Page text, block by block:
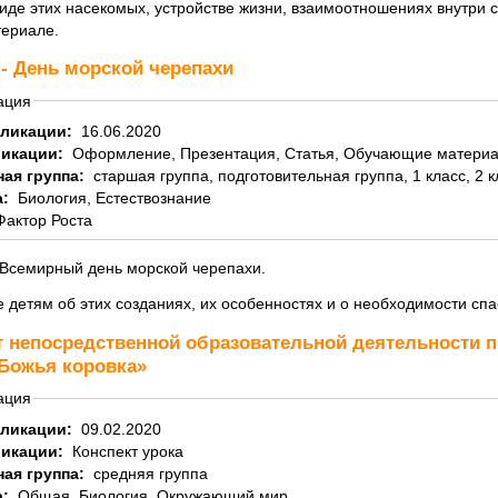
этих насекомых, устройстве жизни, взаимоотношениях
День морской черепахи
16.06.2020
Оформление, Презентация, Статья, Обучающие
группа: старшая группа, подготовительная группа, 1 класс, 2
Биология, Естествознание
Роста
день морской черепахи.
детям об этих созданиях, их особенностях и о необходимости
непосредственной образовательной деятельности
коровка»
09.02.2020
Конспект урока
группа: средняя группа